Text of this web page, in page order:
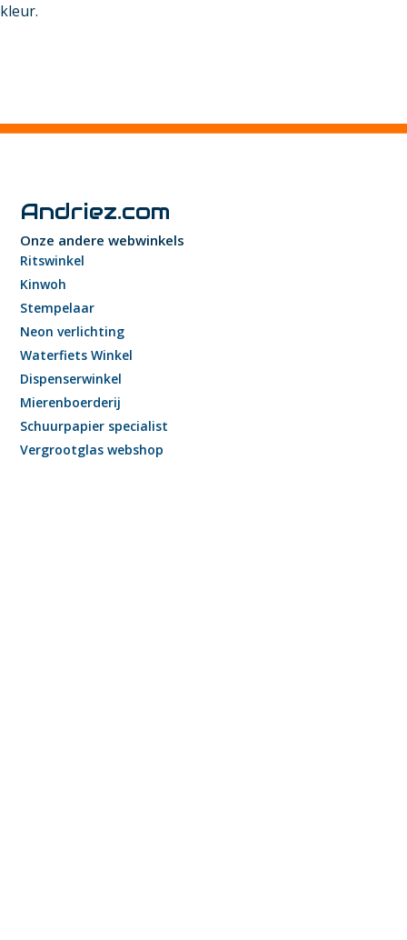
kleur.
Andriez.com
Onze andere webwinkels
Ritswinkel
Kinwoh
Stempelaar
Neon verlichting
Waterfiets Winkel
Dispenserwinkel
Mierenboerderij
Schuurpapier specialist
Vergrootglas webshop